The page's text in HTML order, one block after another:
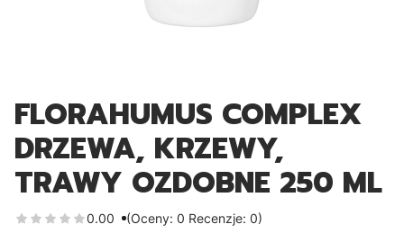
FLORAHUMUS COMPLEX
DRZEWA, KRZEWY,
TRAWY OZDOBNE 250 ML
0.00 (Oceny: 0 Recenzje: 0)